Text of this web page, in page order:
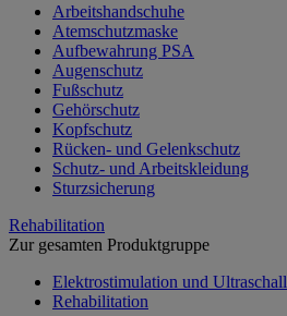
Arbeitshandschuhe
Atemschutzmaske
Aufbewahrung PSA
Augenschutz
Fußschutz
Gehörschutz
Kopfschutz
Rücken- und Gelenkschutz
Schutz- und Arbeitskleidung
Sturzsicherung
Rehabilitation
Zur gesamten Produktgruppe
Elektrostimulation und Ultraschall
Rehabilitation